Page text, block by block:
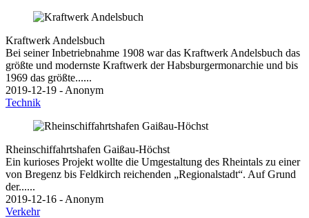
Kraftwerk Andelsbuch
Bei seiner Inbetriebnahme 1908 war das Kraftwerk Andelsbuch das
größte und modernste Kraftwerk der Habsburgermonarchie und bis
1969 das größte......
2019-12-19 - Anonym
Technik
Rheinschiffahrtshafen Gaißau-Höchst
Ein kurioses Projekt wollte die Umgestaltung des Rheintals zu einer
von Bregenz bis Feldkirch reichenden „Regionalstadt“. Auf Grund
der......
2019-12-16 - Anonym
Verkehr